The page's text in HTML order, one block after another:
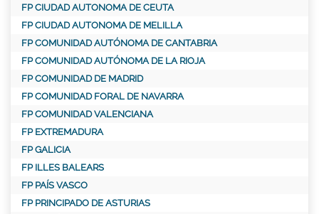
FP CIUDAD AUTONOMA DE CEUTA
FP CIUDAD AUTONOMA DE MELILLA
FP COMUNIDAD AUTÓNOMA DE CANTABRIA
FP COMUNIDAD AUTÓNOMA DE LA RIOJA
FP COMUNIDAD DE MADRID
FP COMUNIDAD FORAL DE NAVARRA
FP COMUNIDAD VALENCIANA
FP EXTREMADURA
FP GALICIA
FP ILLES BALEARS
FP PAÍS VASCO
FP PRINCIPADO DE ASTURIAS